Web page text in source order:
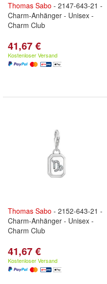
Thomas Sabo - 2147-643-21 -
Charm-Anhänger - Unisex -
Charm Club
41,67 €
Kostenloser Versand
Thomas Sabo - 2152-643-21 -
Charm-Anhänger - Unisex -
Charm Club
41,67 €
Kostenloser Versand